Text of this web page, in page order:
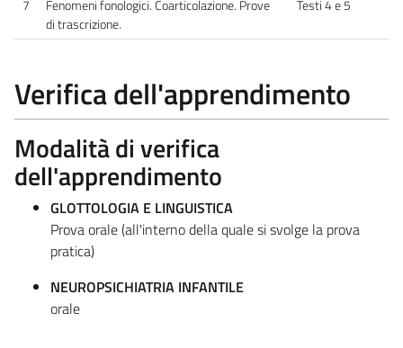
7
Fenomeni fonologici. Coarticolazione. Prove
di trascrizione.
Testi 4 e 5
Verifica dell'apprendimento
Modalità di verifica
dell'apprendimento
GLOTTOLOGIA E LINGUISTICA
Prova orale (all'interno della quale si svolge la prova
pratica)
NEUROPSICHIATRIA INFANTILE
orale